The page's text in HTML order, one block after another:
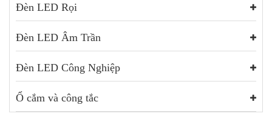
Đèn LED Rọi
Đèn LED Âm Trần
Đèn LED Công Nghiệp
Ổ cắm và công tắc